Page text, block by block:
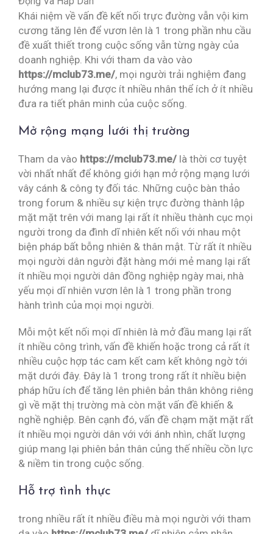
Khái niệm về vấn đề kết nối trực đường vẫn vội kim
cương tăng lên để vươn lên là 1 trong phần nhu cầu
đề xuất thiết trong cuộc sống vẫn từng ngày của
doanh nghiệp. Khi với tham da vào vào
https://mclub73.me/, mọi người trải nghiệm đang
hướng mang lại được ít nhiều nhân thể ích ở ít nhiều
đưa ra tiết phân minh của cuộc sống.
Mở rộng mạng lưới thị trường
Tham da vào https://mclub73.me/ là thời cơ tuyệt
vời nhất nhất để không giới hạn mở rộng mạng lưới
vây cánh & công ty đối tác. Những cuộc bàn thảo
trong forum & nhiều sự kiện trực đường thành lập
mặt mặt trên với mang lại rất ít nhiều thành cục mọi
người trong da đình dĩ nhiên kết nối với nhau một
biện pháp bất bỗng nhiên & thân mật. Từ rất ít nhiều
mọi người dân người đặt hàng mới mẻ mang lại rất
ít nhiều mọi người dân đồng nghiệp ngày mai, nhà
yếu mọi dĩ nhiên vươn lên là 1 trong phần trong
hành trình của mọi mọi người.
Mỗi một kết nối mọi dĩ nhiên là mở đầu mang lại rất
ít nhiều công trình, vấn đề khiến hoặc trong cả rất ít
nhiều cuộc hợp tác cam kết cam kết không ngờ tới
mặt dưới đây. Đây là 1 trong trong rất ít nhiều biện
pháp hữu ích để tăng lên phiên bản thân không riêng
gì về mặt thị trường mà còn mặt vấn đề khiến &
nghề nghiệp. Bên cạnh đó, vấn đề chạm mặt mặt rất
ít nhiều mọi người dân với với ánh nhìn, chất lượng
giúp mang lại phiên bản thân củng thế nhiều cồn lực
& niềm tin trong cuộc sống.
Hỗ trợ tình thực
trong nhiều rất ít nhiều điều mà mọi người với tham